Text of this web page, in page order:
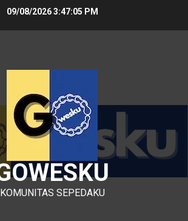
09/08/20263:47:05 PM
KOMUNITAS SEPEDAKU